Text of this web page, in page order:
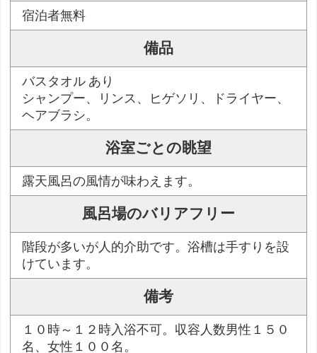
宿泊者無料
備品
バスタオル あり
シャンプー、リンス、ヒゲソリ、ドライヤー、
ヘアブラシ。
浴室ごとの眺望
露天風呂の風情が味わえます。
風呂場のバリアフリー
階段が多いが人的介助です。浴槽は手すりを設
けています。
備考
１０時～１２時入浴不可。収容人数男性１５０
名、女性１００名。